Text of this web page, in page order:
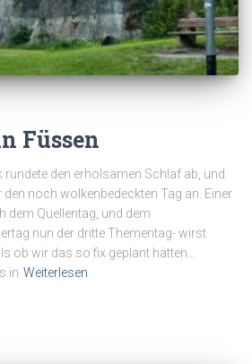
Füssen
den erholsamen Schlaf ab, und
noch wolkenbedeckten Tag an. Einer
dem Quellentag, und dem
nun der dritte Thementag- wirst
ob wir das so fix geplant hätten…
in Weiterlesen